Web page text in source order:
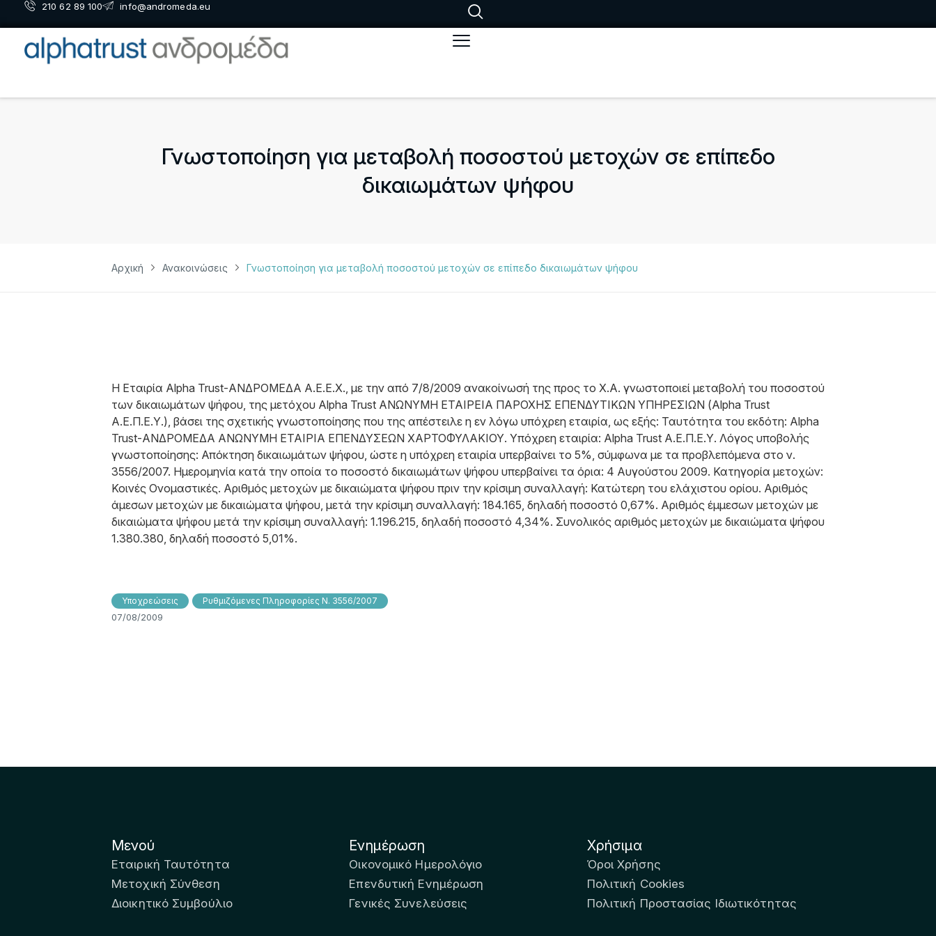
210 62 89 100 info@andromeda.eu
Γνωστοποίηση για μεταβολή ποσοστού μετοχών σε επίπεδο
δικαιωμάτων ψήφου
Αρχική Ανακοινώσεις Γνωστοποίηση για μεταβολή ποσοστού μετοχών σε επίπεδο δικαιωμάτων ψήφου
Η Εταιρία Alpha Trust-ΑΝΔΡΟΜΕΔΑ Α.Ε.Ε.Χ., με την από 7/8/2009 ανακοίνωσή της προς το Χ.Α. γνωστοποιεί μεταβολή του ποσοστού
των δικαιωμάτων ψήφου, της μετόχου Alpha Trust ΑΝΩΝΥΜΗ ΕΤΑΙΡΕΙΑ ΠΑΡΟΧΗΣ ΕΠΕΝΔΥΤΙΚΩΝ ΥΠΗΡΕΣΙΩΝ (Alpha Trust
Α.Ε.Π.Ε.Υ.), βάσει της σχετικής γνωστοποίησης που της απέστειλε η εν λόγω υπόχρεη εταιρία, ως εξής: Ταυτότητα του εκδότη: Alpha
Trust-ΑΝΔΡΟΜΕΔΑ ΑΝΩΝΥΜΗ ΕΤΑΙΡΙΑ ΕΠΕΝΔΥΣΕΩΝ ΧΑΡΤΟΦΥΛΑΚΙΟΥ. Υπόχρεη εταιρία: Alpha Trust Α.Ε.Π.Ε.Υ. Λόγος υποβολής
γνωστοποίησης: Απόκτηση δικαιωμάτων ψήφου, ώστε η υπόχρεη εταιρία υπερβαίνει το 5%, σύμφωνα με τα προβλεπόμενα στο ν.
3556/2007. Ημερομηνία κατά την οποία το ποσοστό δικαιωμάτων ψήφου υπερβαίνει τα όρια: 4 Αυγούστου 2009. Κατηγορία μετοχών:
Κοινές Ονομαστικές. Αριθμός μετοχών με δικαιώματα ψήφου πριν την κρίσιμη συναλλαγή: Κατώτερη του ελάχιστου ορίου. Αριθμός
άμεσων μετοχών με δικαιώματα ψήφου, μετά την κρίσιμη συναλλαγή: 184.165, δηλαδή ποσοστό 0,67%. Αριθμός έμμεσων μετοχών με
δικαιώματα ψήφου μετά την κρίσιμη συναλλαγή: 1.196.215, δηλαδή ποσοστό 4,34%. Συνολικός αριθμός μετοχών με δικαιώματα ψήφου
1.380.380, δηλαδή ποσοστό 5,01%.
Υποχρεώσεις Ρυθμιζόμενες Πληροφορίες Ν. 3556/2007
07/08/2009
Μενού
Εταιρική Ταυτότητα
Μετοχική Σύνθεση
Διοικητικό Συμβούλιο
Ενημέρωση
Οικονομικό Ημερολόγιο
Επενδυτική Ενημέρωση
Γενικές Συνελεύσεις
Χρήσιμα
Όροι Χρήσης
Πολιτική Cookies
Πολιτική Προστασίας Ιδιωτικότητας